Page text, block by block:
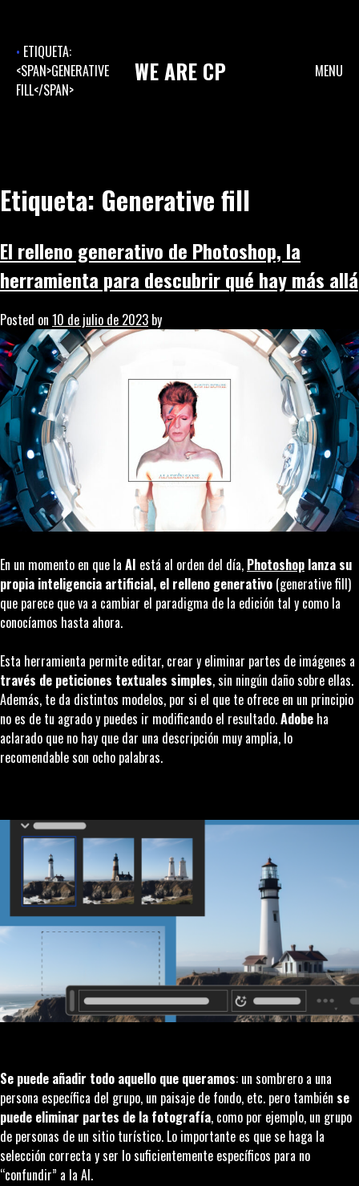
contentETIQUETA:
<SPAN>GENERATIVE
FILL</SPAN>
WEARE CP MENU
Etiqueta: Generative fill
El relleno generativo de Photoshop, la
herramienta para descubrir qué hay más allá
Posted on 10 de julio de 2023 by
En un momento en que la AI está al orden del día, Photoshop lanza su
propia inteligencia artificial, el relleno generativo (generative fill)
que parece que va a cambiar el paradigma de la edición tal y como la
conocíamos hasta ahora.
Esta herramienta permite editar, crear y eliminar partes de imágenes a
través de peticiones textuales simples, sin ningún daño sobre ellas.
Además, te da distintos modelos, por si el que te ofrece en un principio
no es de tu agrado y puedes ir modificando el resultado.Adobe ha
aclarado que no hay que dar una descripción muy amplia, lo
recomendable son ocho palabras.
Se puede añadir todo aquello que queramos: un sombrero a una
persona específica del grupo, un paisaje de fondo, etc. pero también se
puede eliminar partes de la fotografía, como por ejemplo, un grupo
de personas de un sitio turístico. Lo importante es que se haga la
selección correcta y ser lo suficientemente específicos para no
“confundir” a la AI.